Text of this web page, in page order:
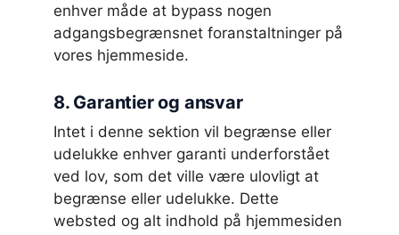
enhver måde at bypass nogen
adgangsbegrænsnet foranstaltninger på
vores hjemmeside.
8. Garantier og ansvar
Intet i denne sektion vil begrænse eller
udelukke enhver garanti underforstået
ved lov, som det ville være ulovligt at
begrænse eller udelukke. Dette
websted og alt indhold på hjemmesiden